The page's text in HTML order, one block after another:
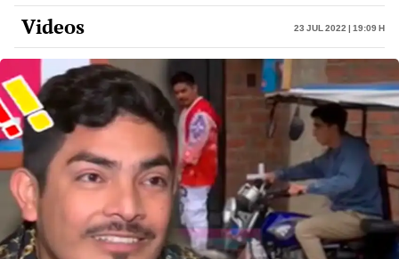
Videos 23 Jul 2022 | 19:09 h